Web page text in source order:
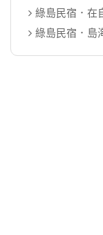
綠島民宿．在
綠島民宿．島